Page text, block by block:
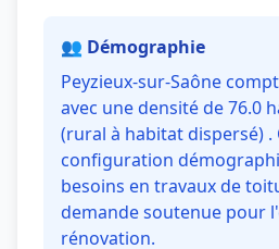
👥 Démographie
Peyzieux-sur-Saône
avec une densité de 76.0
(rural à habitat dispersé) .
configuration
besoins en travaux de
demande soutenue pour
rénovation.